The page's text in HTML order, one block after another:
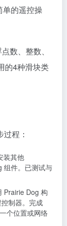
单的遥控操
数、整数、
的4种滑块类
程：
装其他
组件。已测试与
Prairie Dog 构
制器。完成
个位置或网络